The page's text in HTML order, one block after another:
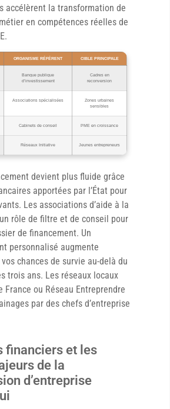
accélèrent la transformation de
en compétences réelles de
ORGANISME RÉFÉRENT CIBLE PRINCIPALE
Banque publique
d’investissement
Cadres en
reconversion
Associations spécialisées
Zones urbaines
sensibles
Cabinets de conseil PME en croissance
Réseaux Initiative Jeunes entrepreneurs
devient plus fluide grâce
apportées par l’État pour
Les associations d’aide à la
rôle de filtre et de conseil pour
de financement. Un
personnalisé augmente
chances de survie au-delà du
trois ans. Les réseaux locaux
ou Réseau Entreprendre
par des chefs d’entreprise
financiers et les
de la
d’entreprise